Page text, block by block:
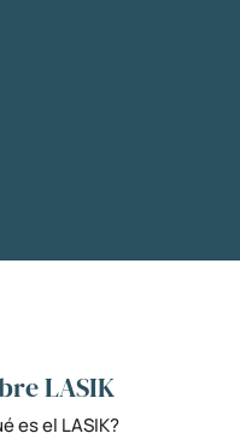
LASIK
es el LASIK?